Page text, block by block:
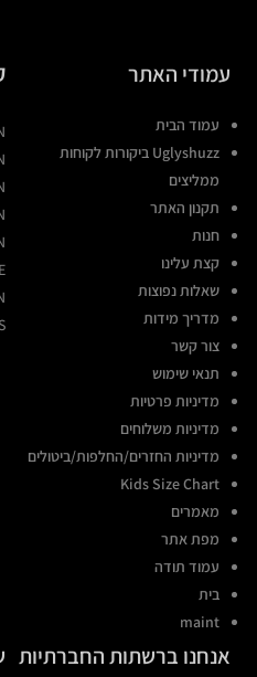
עמודי האתר
עמוד הבית
Uglyshuzz ביקורות לקוחות
ממליצים
תקנון האתר
חנות
קצת עלינו
שאלות נפוצות
מדריך מידות
צור קשר
תנאי שימוש
מדיניות פרטיות
מדיניות משלוחים
מדיניות החזרים/החלפות/ביטולים
Kids Size Chart
מאמרים
מפת אתר
עמוד תודה
בית
maint
אנחנו ברשתות החברתיות